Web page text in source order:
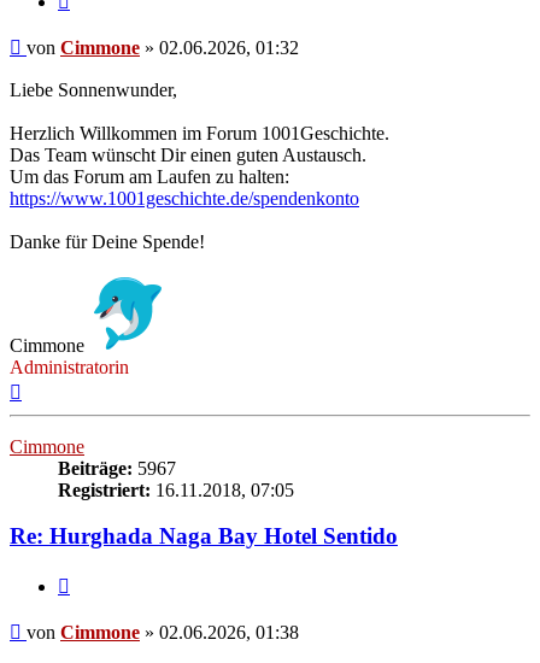
Beitrag
von Cimmone » 02.06.2026, 01:32
Liebe Sonnenwunder,
Herzlich Willkommen im Forum 1001Geschichte.
Das Team wünscht Dir einen guten Austausch.
Um das Forum am Laufen zu halten:
https://www.1001geschichte.de/spendenkonto
Danke für Deine Spende!
Cimmone
Administratorin
Cimmone
Beiträge: 5967
Registriert: 16.11.2018, 07:05
Re: Hurghada Naga Bay Hotel Sentido
Beitrag
von Cimmone » 02.06.2026, 01:38